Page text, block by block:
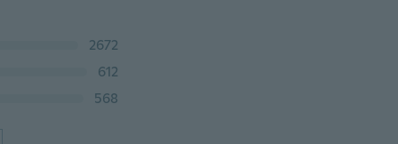
2672
612
568